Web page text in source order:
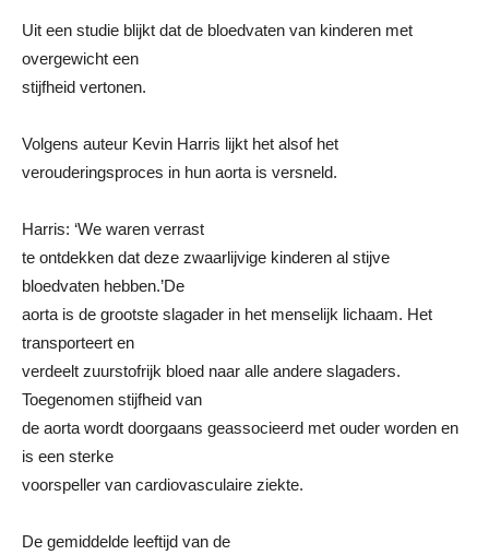
Uit een studie blijkt dat de bloedvaten van kinderen met
overgewicht een
stijfheid vertonen.
Volgens auteur Kevin Harris lijkt het alsof het
verouderingsproces in hun aorta is versneld.
Harris: ‘We waren verrast
te ontdekken dat deze zwaarlijvige kinderen al stijve
bloedvaten hebben.’De
aorta is de grootste slagader in het menselijk lichaam. Het
transporteert en
verdeelt zuurstofrijk bloed naar alle andere slagaders.
Toegenomen stijfheid van
de aorta wordt doorgaans geassocieerd met ouder worden en
is een sterke
voorspeller van cardiovasculaire ziekte.
De gemiddelde leeftijd van de